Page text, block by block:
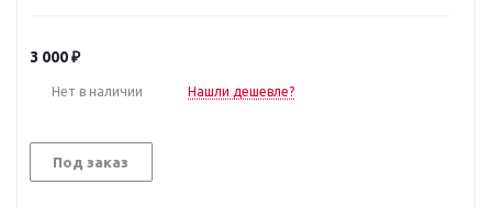
3 000₽
Нет в наличии Нашли дешевле?
Под заказ